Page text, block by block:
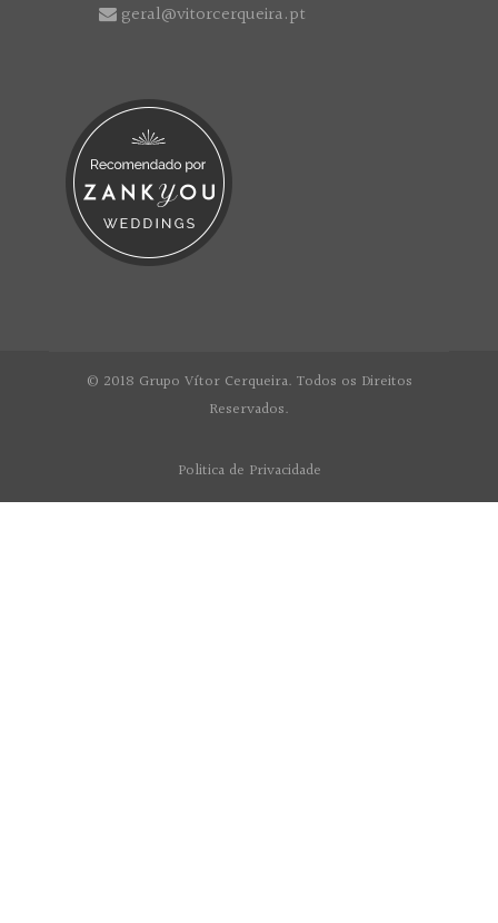
geral@vitorcerqueira.pt
© 2018 Grupo Vítor Cerqueira. Todos os Direitos
Reservados.
Politica de Privacidade